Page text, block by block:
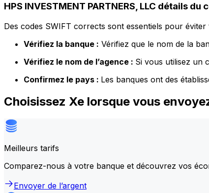
HPS INVESTMENT PARTNERS, LLC détails du
Des codes SWIFT corrects sont essentiels pour
Vérifiez la banque : Vérifiez que le nom de la
Vérifiez le nom de l’agence : Si vous utilisez un
Confirmez le pays : Les banques ont des
Choisissez Xe lorsque vous
Meilleurs tarifs
Comparez-nous à votre banque et découvrez vos
Envoyer de l’argent